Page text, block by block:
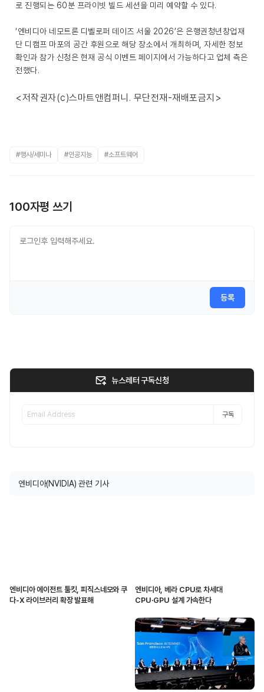
로 진행되는 60분 프라이빗 빌드 세션을 미리 예약할 수 있다.
‘엔비디아 네모트론 디벨로퍼 데이즈 서울 2026’은 은행권청년창업재
단 디캠프 마포의 공간 후원으로 해당 장소에서 개최하며, 자세한 정보
확인과 참가 신청은 현재 공식 이벤트 페이지에서 가능하다고 업체 측은
전했다.
<저작권자(c)스마트앤컴퍼니. 무단전재-재배포금지>
#행사/세미나 #인공지능 #소프트웨어
100자평 쓰기
등록
뉴스레터 구독신청
구독
엔비디아(NVIDIA) 관련 기사
엔비디아 에이전트 툴킷, 피직스네모와 쿠
다-X 라이브러리 확장 발표해
엔비디아, 베라 CPU로 차세대
CPU·GPU 설계 가속한다